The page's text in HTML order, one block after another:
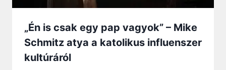
„Én is csak egy pap vagyok” – Mike
Schmitz atya a katolikus influenszer
kultúráról